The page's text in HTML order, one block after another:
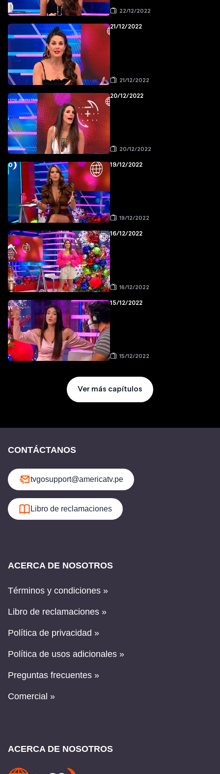
22/12/2022
21/12/2022
21/12/2022
20/12/2022
20/12/2022
19/12/2022
19/12/2022
16/12/2022
16/12/2022
15/12/2022
15/12/2022
Ver más capítulos
CONTÁCTANOS
tvgosupport@americatv.pe
Libro de reclamaciones
ACERCA DE NOSOTROS
Términos y condiciones »
Libro de reclamaciones »
Política de privacidad »
Política de usos adicionales »
Preguntas frecuentes »
Comercial »
ACERCA DE NOSOTROS